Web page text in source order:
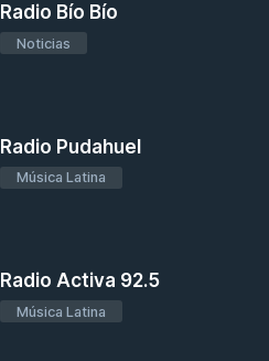
Radio Bío Bío
Noticias
Radio Pudahuel
Música Latina
Radio Activa 92.5
Música Latina